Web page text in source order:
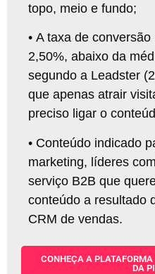
topo, meio e fundo;
• A taxa de
2,50%, abaixo da
segundo a Leadster
que apenas atrair
preciso ligar o
• Conteúdo indicado
marketing, líderes
serviço B2B que
conteúdo a resultado
CRM de vendas.
CONHEÇA A PLATAFORMA
DA